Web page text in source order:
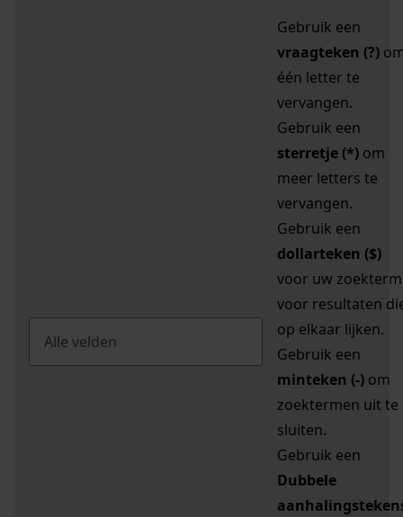
Gebruik een
vraagteken (?)
één letter te
vervangen.
Gebruik een
sterretje (*) om
meer letters te
vervangen.
Gebruik een
dollarteken ($)
voor uw zoekterm
voor resultaten
op elkaar lijken.
Gebruik een
minteken (-) om
zoektermen uit te
sluiten.
Gebruik een
Dubbele